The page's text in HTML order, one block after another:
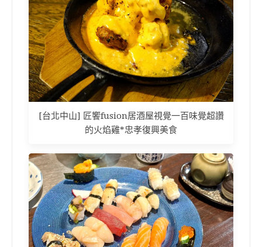
[台北中山] 匠饗fusion居酒屋視覺一百味覺超讚
的火焰雞*忠孝復興美食